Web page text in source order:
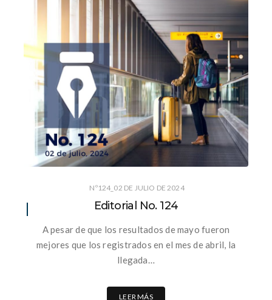
Nº124_02 DE JULIO DE 2024
Editorial No. 124
A pesar de que los resultados de mayo fueron
mejores que los registrados en el mes de abril, la
llegada…
LEER MÁS